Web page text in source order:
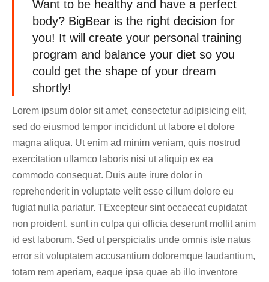
Want to be healthy and have a perfect
body? BigBear is the right decision for
you! It will create your personal training
program and balance your diet so you
could get the shape of your dream
shortly!
Lorem ipsum dolor sit amet, consectetur adipisicing elit,
sed do eiusmod tempor incididunt ut labore et dolore
magna aliqua. Ut enim ad minim veniam, quis nostrud
exercitation ullamco laboris nisi ut aliquip ex ea
commodo consequat. Duis aute irure dolor in
reprehenderit in voluptate velit esse cillum dolore eu
fugiat nulla pariatur. TExcepteur sint occaecat cupidatat
non proident, sunt in culpa qui officia deserunt mollit anim
id est laborum. Sed ut perspiciatis unde omnis iste natus
error sit voluptatem accusantium doloremque laudantium,
totam rem aperiam, eaque ipsa quae ab illo inventore